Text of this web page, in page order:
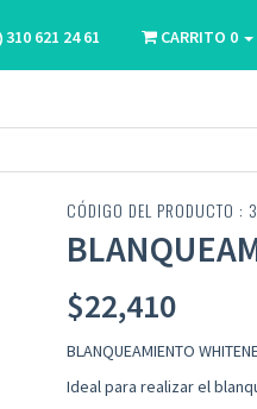
310 621 24 61 CARRITO 0
CÓDIGO DEL PRODUCTO :
$22,410
BLANQUEAMIENTO
Ideal para realizar el